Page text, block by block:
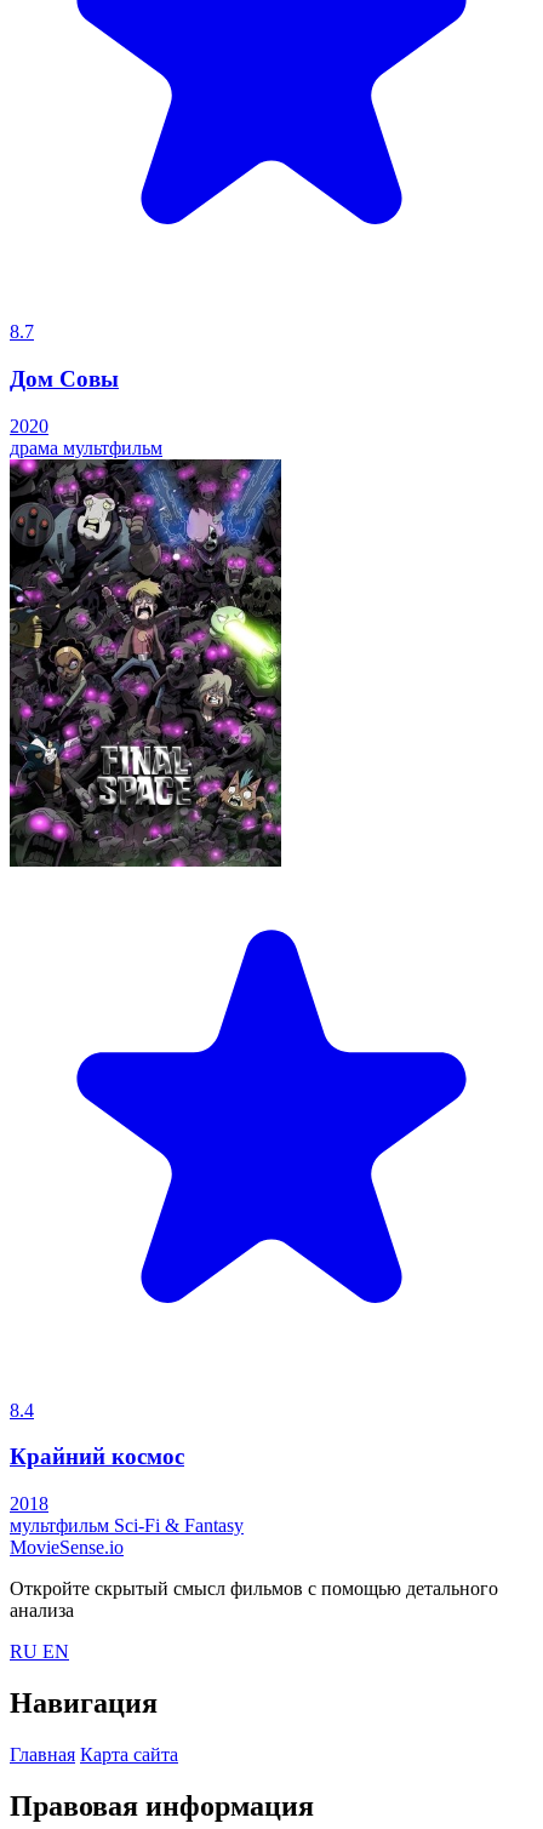
8.7
Дом Совы
2020
драма мультфильм
8.4
Крайний космос
2018
мультфильм Sci-Fi & Fantasy
MovieSense.io
Откройте скрытый смысл фильмов с помощью детального
анализа
RU EN
Навигация
Главная Карта сайта
Правовая информация